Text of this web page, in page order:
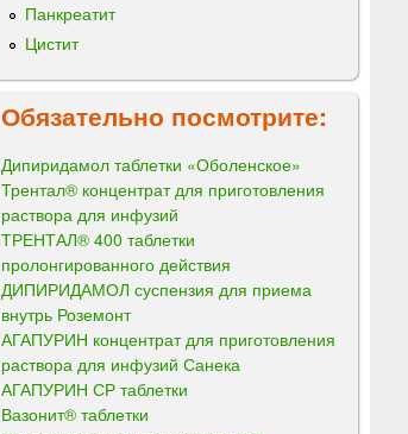
Панкреатит
Цистит
Обязательно посмотрите:
Дипиридамол таблетки «Оболенское»
Трентал® концентрат для приготовления
раствора для инфузий
ТРЕНТАЛ® 400 таблетки
пролонгированного действия
ДИПИРИДАМОЛ суспензия для приема
внутрь Роземонт
АГАПУРИН концентрат для приготовления
раствора для инфузий Санека
АГАПУРИН СР таблетки
Вазонит® таблетки